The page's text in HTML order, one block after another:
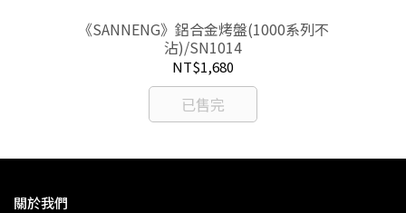
《SANNENG》鋁合金烤盤(1000系列不
沾)/SN1014
NT$1,680
已售完
關於我們